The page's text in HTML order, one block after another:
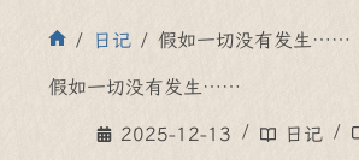
页
/ 日记 / 假如一切没有发生……
假如一切没有发生……
2025-12-13 日记